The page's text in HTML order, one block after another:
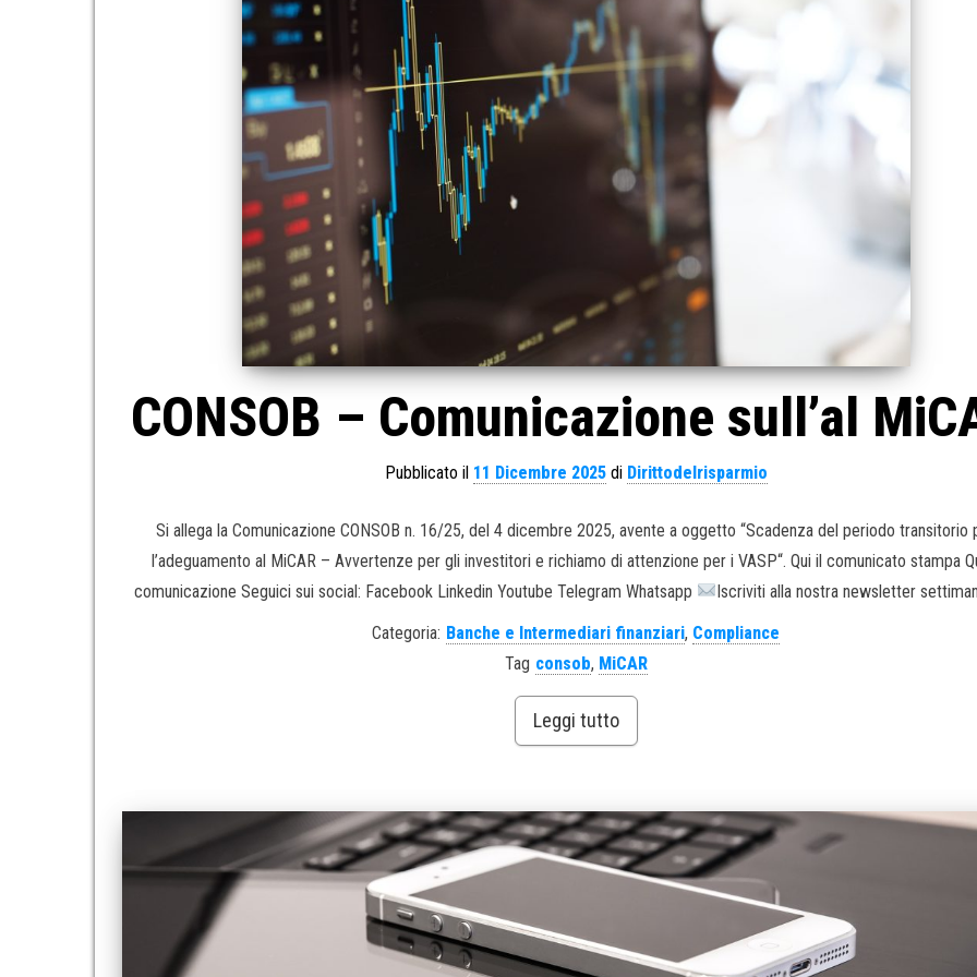
CONSOB – Comunicazione sull’al
Pubblicato il 11 Dicembre 2025di Dirittodelrisparmio
Si allega la Comunicazione CONSOB n. 16/25, del 4 dicembre 2025, avente a oggetto “Scadenza del periodo transitorio
l’adeguamento al MiCAR – Avvertenze per gli investitori e richiamo di attenzione per i VASP“. Qui il comunicato stampa
comunicazione Seguici sui social: Facebook Linkedin Youtube Telegram Whatsapp
Iscriviti alla nostra newsletter
Categoria: Banche e Intermediari finanziari, Compliance
Tag consob, MiCAR
Leggi tutto